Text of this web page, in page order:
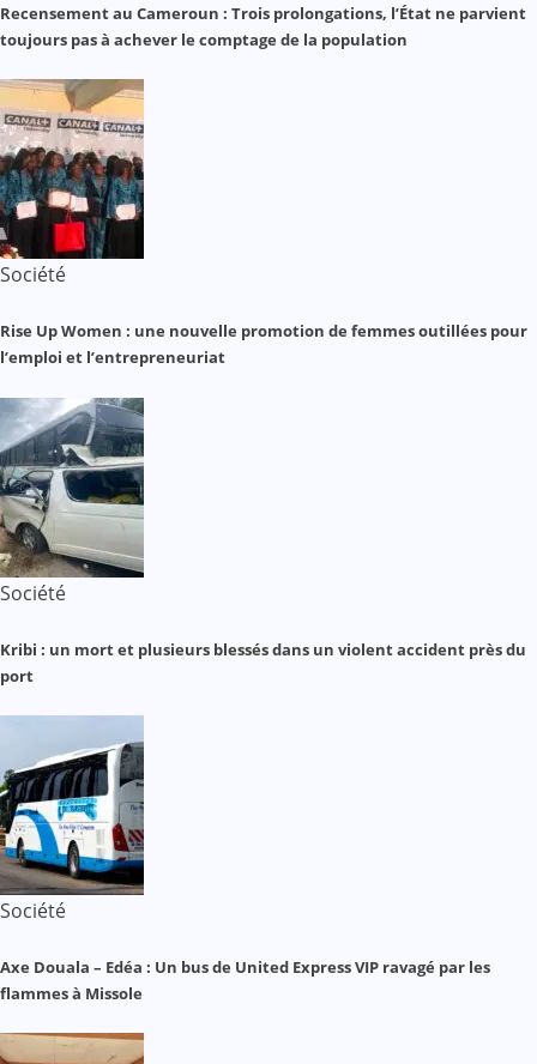
Recensement au Cameroun : Trois prolongations, l’État ne parvient
toujours pas à achever le comptage de la population
Société
Rise Up Women : une nouvelle promotion de femmes outillées pour
l’emploi et l’entrepreneuriat
Société
Kribi : un mort et plusieurs blessés dans un violent accident près du
port
Société
Axe Douala – Edéa : Un bus de United Express VIP ravagé par les
flammes à Missole